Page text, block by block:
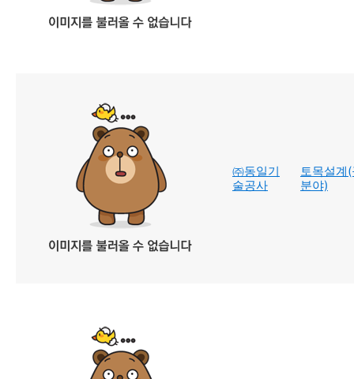
㈜동일기
술공사
토목설계
분야)